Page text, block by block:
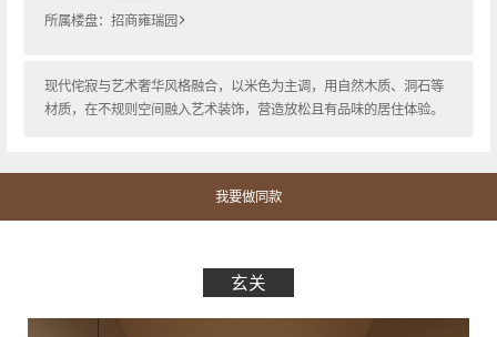
所属楼盘：招商雍瑞园
现代侘寂与艺术奢华风格融合，以米色为主调，用自然木质、洞石等
材质，在不规则空间融入艺术装饰，营造放松且有品味的居住体验。
我要做同款
玄关